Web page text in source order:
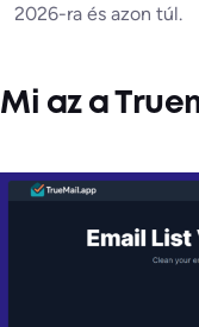
2026-ra és azon túl.
Mi az a